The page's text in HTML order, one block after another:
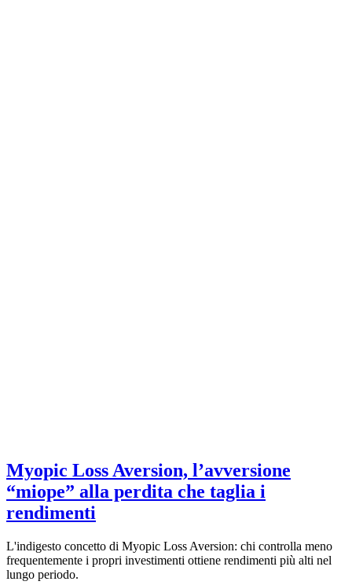
Myopic Loss Aversion, l’avversione
“miope” alla perdita che taglia i
rendimenti
L'indigesto concetto di Myopic Loss Aversion: chi controlla meno
frequentemente i propri investimenti ottiene rendimenti più alti nel
lungo periodo.